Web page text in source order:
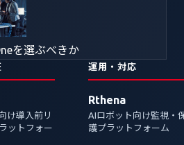
を選ぶべきか
け導入前リ
ットフォー
運用・対応
Rthena
AIロボット向け監視・
護プラットフォーム
ームが自
み研究に
割